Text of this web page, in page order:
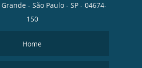
- São Paulo - SP - 04674-
150
Home